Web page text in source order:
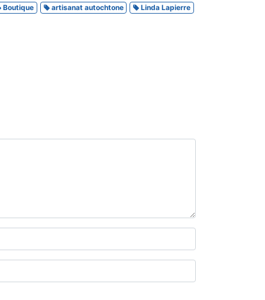
Boutique artisanat autochtone Linda Lapierre